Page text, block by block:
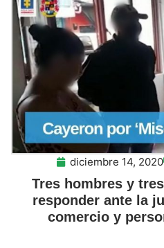
diciembre 14, 2020
Tres hombres y
responder ante la
comercio y